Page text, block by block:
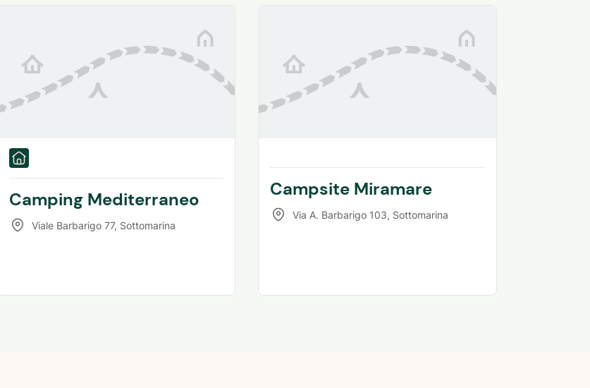
Camping Mediterraneo
Viale Barbarigo 77, Sottomarina
Campsite Miramare
Via A. Barbarigo 103, Sottomarina